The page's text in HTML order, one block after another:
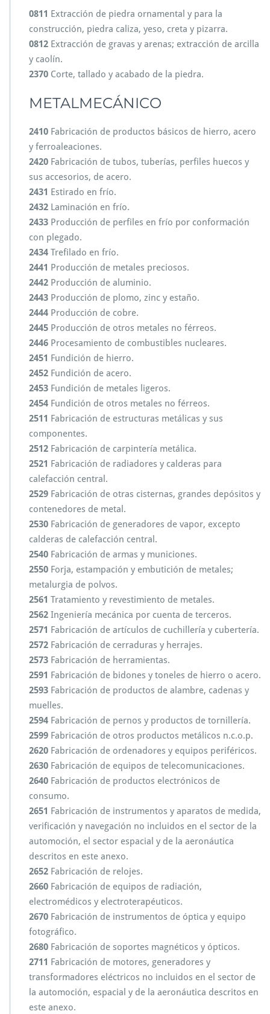
0811 Extracción de piedra ornamental y para la
construcción, piedra caliza, yeso, creta y pizarra.
0812 Extracción de gravas y arenas; extracción de arcilla
y caolín.
2370 Corte, tallado y acabado de la piedra.
METALMECÁNICO
2410 Fabricación de productos básicos de hierro, acero
y ferroaleaciones.
2420 Fabricación de tubos, tuberías, perfiles huecos y
sus accesorios, de acero.
2431 Estirado en frío.
2432 Laminación en frío.
2433 Producción de perfiles en frío por conformación
con plegado.
2434 Trefilado en frío.
2441 Producción de metales preciosos.
2442 Producción de aluminio.
2443 Producción de plomo, zinc y estaño.
2444 Producción de cobre.
2445 Producción de otros metales no férreos.
2446 Procesamiento de combustibles nucleares.
2451 Fundición de hierro.
2452 Fundición de acero.
2453 Fundición de metales ligeros.
2454 Fundición de otros metales no férreos.
2511 Fabricación de estructuras metálicas y sus
componentes.
2512 Fabricación de carpintería metálica.
2521 Fabricación de radiadores y calderas para
calefacción central.
2529 Fabricación de otras cisternas, grandes depósitos y
contenedores de metal.
2530 Fabricación de generadores de vapor, excepto
calderas de calefacción central.
2540 Fabricación de armas y municiones.
2550 Forja, estampación y embutición de metales;
metalurgia de polvos.
2561 Tratamiento y revestimiento de metales.
2562 Ingeniería mecánica por cuenta de terceros.
2571 Fabricación de artículos de cuchillería y cubertería.
2572 Fabricación de cerraduras y herrajes.
2573 Fabricación de herramientas.
2591 Fabricación de bidones y toneles de hierro o acero.
2593 Fabricación de productos de alambre, cadenas y
muelles.
2594 Fabricación de pernos y productos de tornillería.
2599 Fabricación de otros productos metálicos n.c.o.p.
2620 Fabricación de ordenadores y equipos periféricos.
2630 Fabricación de equipos de telecomunicaciones.
2640 Fabricación de productos electrónicos de
consumo.
2651 Fabricación de instrumentos y aparatos de medida,
verificación y navegación no incluidos en el sector de la
automoción, el sector espacial y de la aeronáutica
descritos en este anexo.
2652 Fabricación de relojes.
2660 Fabricación de equipos de radiación,
electromédicos y electroterapéuticos.
2670 Fabricación de instrumentos de óptica y equipo
fotográfico.
2680 Fabricación de soportes magnéticos y ópticos.
2711 Fabricación de motores, generadores y
transformadores eléctricos no incluidos en el sector de
la automoción, espacial y de la aeronáutica descritos en
este anexo.